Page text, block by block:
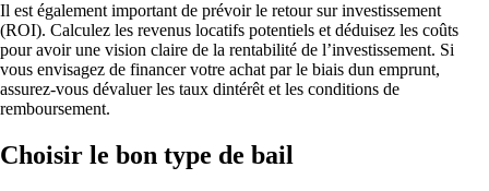
Il est également important de prévoir le retour sur investissement
(ROI). Calculez les revenus locatifs potentiels et déduisez les coûts
pour avoir une vision claire de la rentabilité de l’investissement. Si
vous envisagez de financer votre achat par le biais dun emprunt,
assurez-vous dévaluer les taux dintérêt et les conditions de
remboursement.
Choisir le bon type de bail